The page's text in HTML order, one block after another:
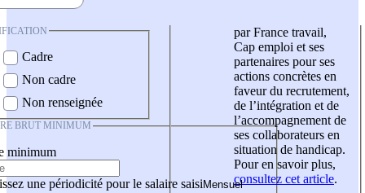
Cadre
Non cadre
Non renseignée
BRUT MINIMUM
minimum
une périodicité pour le salaire saisi
par France travail,
Cap emploi et ses
partenaires pour ses
actions concrètes en
faveur du recrutement,
de l’intégration et de
l’accompagnement de
ses collaborateurs en
situation de handicap.
Pour en savoir plus,
consultez cet article.